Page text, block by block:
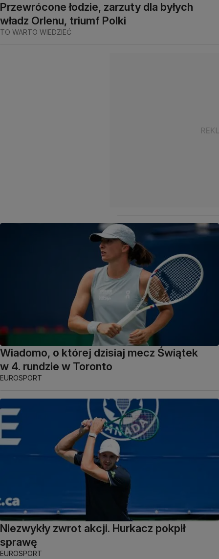
Przewrócone łodzie, zarzuty dla byłych
władz Orlenu, triumf Polki
TO WARTO WIEDZIEĆ
Wiadomo, o której dzisiaj mecz Świątek
w 4. rundzie w Toronto
EUROSPORT
Niezwykły zwrot akcji. Hurkacz pokpił
sprawę
EUROSPORT